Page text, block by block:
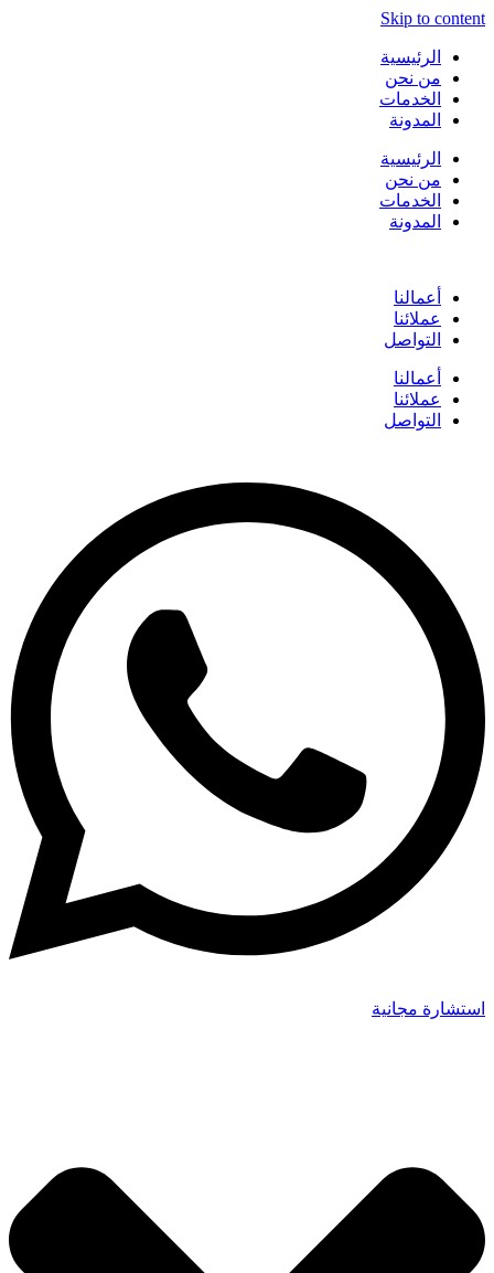
Skip to content
الرئيسية
من نحن
الخدمات
المدونة
الرئيسية
من نحن
الخدمات
المدونة
أعمالنا
عملائنا
التواصل
أعمالنا
عملائنا
التواصل
استشارة مجانية